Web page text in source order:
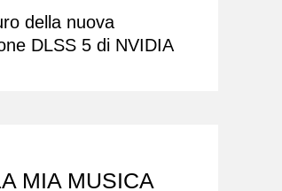
della nuova
DLSS 5 di NVIDIA
MIA MUSICA